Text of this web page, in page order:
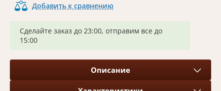
Добавить к сравнению
Сделайте заказ до 23:00, отправим все до
15:00
Описание